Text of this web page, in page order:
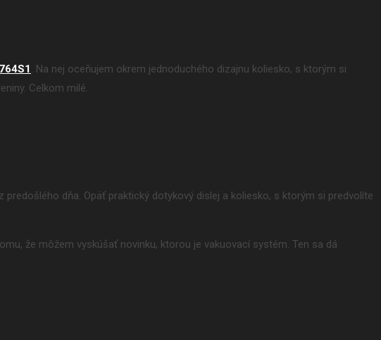
. Na nej oceňujem okrem jednoduchého dizajnu koliesko, s ktorým si
Celkom milé.
dňa. Opäť praktický dotykový dislej a koliesko, s ktorým si predvolíte
že môžem vyskúšať novinku, ktorou je vakuovací systém. Ten sa dá